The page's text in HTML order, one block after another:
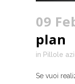
09
plan
in Pillole
Se vuoi